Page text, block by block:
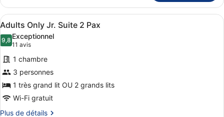
le
type
de
chambre
Superior
Adults
Only
Room
Afficher
toutes
les
photos
pour
ce
type
de
chambre :
Une chambre d’hôtel avec un
5
Adults Only Jr. Suite 2 Pax
9,89,8 sur 10
Exceptionnel
11 avis
(11 avis)
1 chambre
3 personnes
1 très grand lit OU 2 grands lits
Wi-Fi gratuit
Plus de détails
Plus